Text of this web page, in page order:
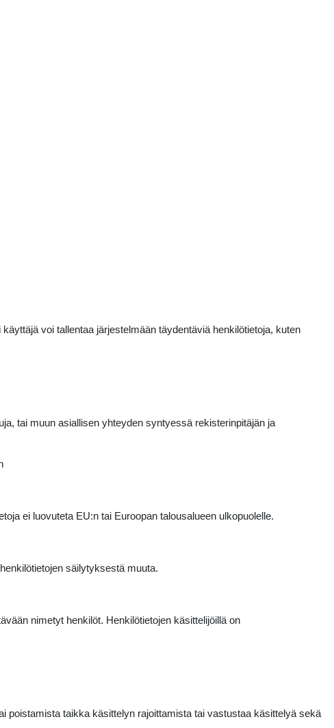
voi tallentaa järjestelmään täydentäviä henkilötietoja, kuten
tai muun asiallisen yhteyden syntyessä rekisterinpitäjän ja
ei luovuteta EU:n tai Euroopan talousalueen ulkopuolelle.
säilytyksestä muuta.
nimetyt henkilöt. Henkilötietojen käsittelijöillä on
poistamista taikka käsittelyn rajoittamista tai vastustaa käsittelyä sekä